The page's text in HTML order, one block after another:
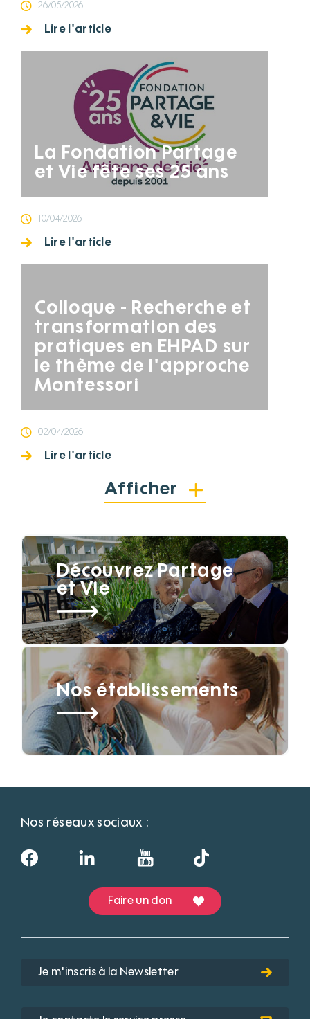
26/05/2026
Lire l'article
La Fondation Partage
et Vie fête ses 25 ans
10/04/2026
Lire l'article
Colloque - Recherche et
transformation des
pratiques en EHPAD sur
le thème de l'approche
Montessori
02/04/2026
Lire l'article
Afficher
Découvrez Partage
et Vie
Nos établissements
Nos réseaux sociaux :
Faire un don
Je m'inscris à la Newsletter